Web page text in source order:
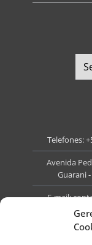
Telefones:
Avenida
Guarani
E-mail: